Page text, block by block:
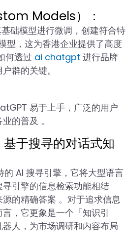
Models）：
础模型进行微调，创建符合特
型，这为香港企业提供了高度
何透过 ai chatgpt 进行品牌
群的关键。
易于上手，广泛的用户
的普及 。
于搜寻的对话式知
AI 搜寻引擎，它将大型语言
引擎的信息检索功能相结
的精确答案 。对于追求信息
，它更象是一个「知识引
人，为市场调研和内容布局